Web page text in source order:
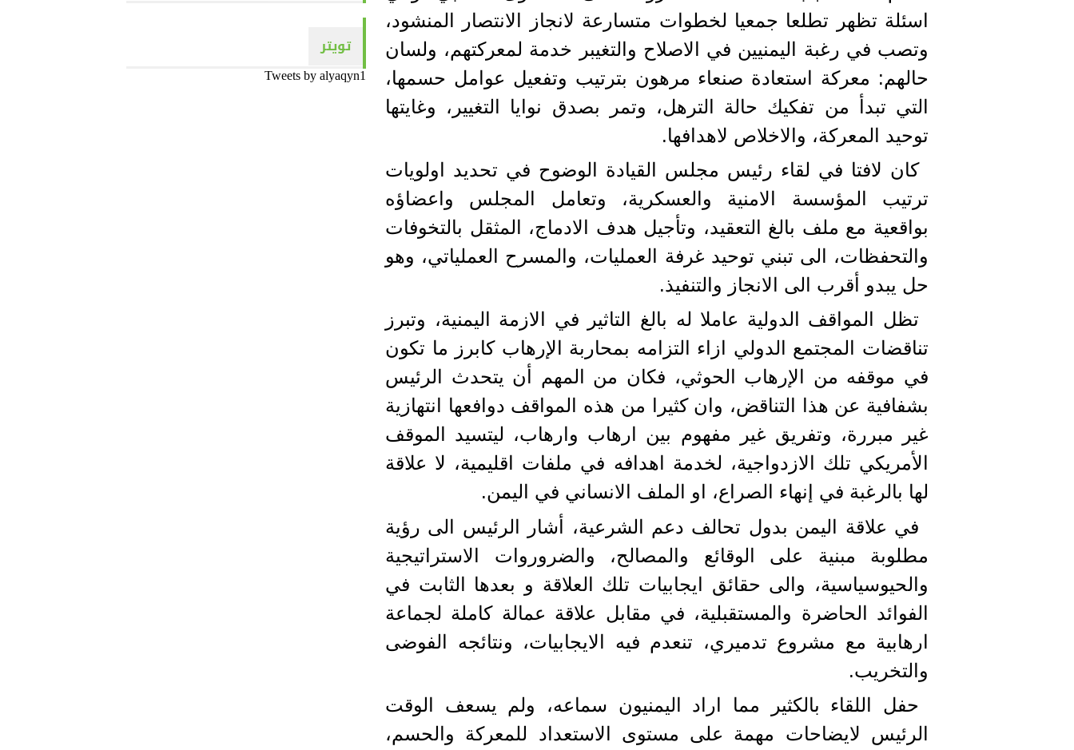
اسئلة تظهر تطلعا جمعيا لخطوات متسارعة لانجاز الانتصار المنشود،
وتصب في رغبة اليمنيين في الاصلاح والتغيبر خدمة لمعركتهم، ولسان
حالهم: معركة استعادة صنعاء مرهون بترتيب وتفعيل عوامل حسمها،
التي تبدأ من تفكيك حالة الترهل، وتمر بصدق نوايا التغيير، وغايتها
توحيد المعركة، والاخلاص لاهدافها.
كان لافتا في لقاء رئيس مجلس القيادة الوضوح في تحديد اولويات
ترتيب المؤسسة الامنية والعسكرية، وتعامل المجلس واعضاؤه
بواقعية مع ملف بالغ التعقيد، وتأجيل هدف الادماج، المثقل بالتخوفات
والتحفظات، الى تبني توحيد غرفة العمليات، والمسرح العملياتي، وهو
حل يبدو أقرب الى الانجاز والتنفيذ.
تظل المواقف الدولية عاملا له بالغ التاثير في الازمة اليمنية، وتبرز
تناقضات المجتمع الدولي ازاء التزامه بمحاربة الإرهاب كابرز ما تكون
في موقفه من الإرهاب الحوثي، فكان من المهم أن يتحدث الرئيس
بشفافية عن هذا التناقض، وان كثيرا من هذه المواقف دوافعها انتهازية
غير مبررة، وتفريق غير مفهوم بين ارهاب وارهاب، ليتسيد الموقف
الأمريكي تلك الازدواجية، لخدمة اهدافه في ملفات اقليمية، لا علاقة
لها بالرغبة في إنهاء الصراع، او الملف الانساني في اليمن.
في علاقة اليمن بدول تحالف دعم الشرعية، أشار الرئيس الى رؤية
مطلوبة مبنية على الوقائع والمصالح، والضروروات الاستراتيجية
والحيوسياسية، والى حقائق ايجابيات تلك العلاقة و بعدها الثابت في
الفوائد الحاضرة والمستقبلية، في مقابل علاقة عمالة كاملة لجماعة
ارهابية مع مشروع تدميري، تنعدم فيه الايجابيات، ونتائجه الفوضى
والتخريب.
حفل اللقاء بالكثير مما اراد اليمنيون سماعه، ولم يسعف الوقت
الرئيس لايضاحات مهمة على مستوى الاستعداد للمعركة والحسم،
تويتر
Tweets by alyaqyn1